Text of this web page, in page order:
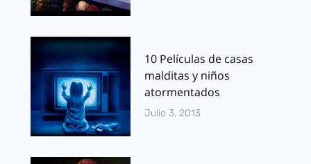
10 Películas de casas
malditas y niños
atormentados
Julio 3, 2013